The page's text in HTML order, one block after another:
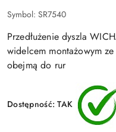
Symbol: SR7540
Przedłużenie dyszla
widelcem montażowym
obejmą do rur
Dostępność:TAK